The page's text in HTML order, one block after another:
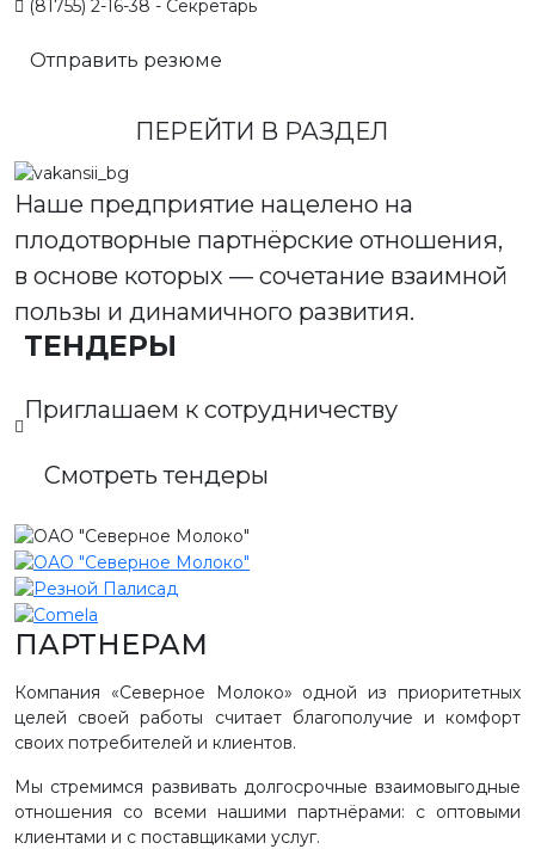
(81755) 2-16-38 - Секретарь
Отправить резюме
ПЕРЕЙТИ В РАЗДЕЛ
Наше предприятие нацелено на
плодотворные партнёрские отношения,
в основе которых — сочетание взаимной
пользы и динамичного развития.
ТЕНДЕРЫ
Приглашаем к сотрудничеству
Смотреть тендеры
ПАРТНЕРАМ
Компания «Северное Молоко» одной из приоритетных
целей своей работы считает благополучие и комфорт
своих потребителей и клиентов.
Мы стремимся развивать долгосрочные взаимовыгодные
отношения со всеми нашими партнёрами: с оптовыми
клиентами и с поставщиками услуг.